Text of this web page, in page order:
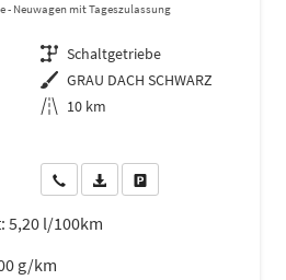
Neuwagen mit Tageszulassung
Getriebe Schaltgetriebe
Außenfarbe GRAU DACH SCHWARZ
Kilometerstand 10 km
Wir rufen Sie anPDF-Datei, Fahrzeugexposé
5,20 l/100km
g/km